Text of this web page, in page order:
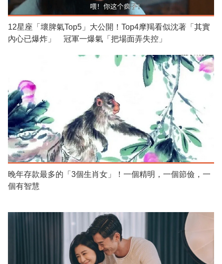
12星座「壞脾氣Top5」大公開！Top4摩羯看似沈著「其實
內心已爆炸」 冠軍一爆氣「把場面弄失控」
晚年存款最多的「3個生肖女」！一個精明，一個節儉，一
個有智慧